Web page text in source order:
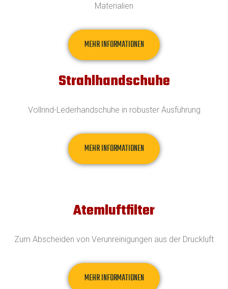
Materialien
MEHR INFORMATIONEN
Strahlhandschuhe
Vollrind-Lederhandschuhe in robuster Ausführung
MEHR INFORMATIONEN
Atemluftfilter
Zum Abscheiden von Verunreinigungen aus der Druckluft
MEHR INFORMATIONEN